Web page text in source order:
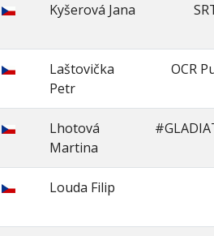
Kyšerová Jana
Laštovička
Petr
OCR
Lhotová
Martina
Louda Filip